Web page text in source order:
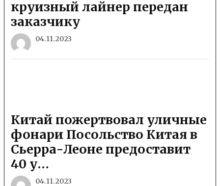
круизный лайнер передан
заказчику
04.11.2023
Китай пожертвовал уличные
фонари Посольство Китая в
Сьерра-Леоне предоставит
40 у…
04.11.2023